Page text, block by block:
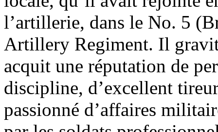
l’artillerie, dans le No. 5
Artillery Regiment. Il
acquit une réputation de
discipline, d’excellent
passionné d’affaires